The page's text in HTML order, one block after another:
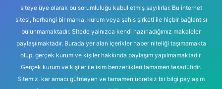
siteye üye olarak bu sorumluluğu kabul etmiş sayılırlar. Bu internet
sitesi, herhangi bir marka, kurum veya şahıs şirketi ile hiçbir bağlantısı
bulunmamaktadır. Sitede yalnızca kendi hazırladığımız makaleler
paylaşılmaktadır. Burada yer alan içerikler haber niteliği taşımamakta
olup, gerçek kurum ve kişiler hakkında paylaşım yapılmamaktadır.
Gerçek kurum ve kişiler ile isim benzerlikleri tamamen tesadüfidir.
Sitemiz, kar amacı gütmeyen ve tamamen ücretsiz bir bilgi paylaşım